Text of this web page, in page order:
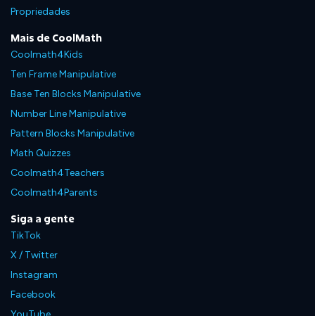
Propriedades
Mais de CoolMath
Coolmath4Kids
Ten Frame Manipulative
Base Ten Blocks Manipulative
Number Line Manipulative
Pattern Blocks Manipulative
Math Quizzes
Coolmath4Teachers
Coolmath4Parents
Siga a gente
TikTok
X / Twitter
Instagram
Facebook